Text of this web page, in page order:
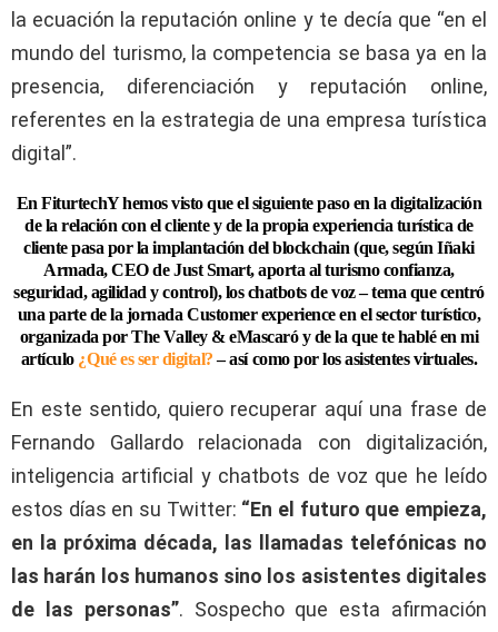
la ecuación la reputación online y te decía que “en el
mundo del turismo, la competencia se basa ya en la
presencia, diferenciación y reputación online,
referentes en la estrategia de una empresa turística
digital”.
En FiturtechY hemos visto que el siguiente paso en la digitalización
de la relación con el cliente y de la propia experiencia turística de
cliente pasa por la implantación del blockchain (que, según Iñaki
Armada, CEO de Just Smart, aporta al turismo confianza,
seguridad, agilidad y control), los chatbots de voz – tema que centró
una parte de la jornada Customer experience en el sector turístico,
organizada por The Valley & eMascaró y de la que te hablé en mi
artículo ¿Qué es ser digital?– así como por los asistentes virtuales.
En este sentido, quiero recuperar aquí una frase de
Fernando Gallardo relacionada con digitalización,
inteligencia artificial y chatbots de voz que he leído
estos días en su Twitter: “En el futuro que empieza,
en la próxima década, las llamadas telefónicas no
las harán los humanos sino los asistentes digitales
de las personas”. Sospecho que esta afirmación